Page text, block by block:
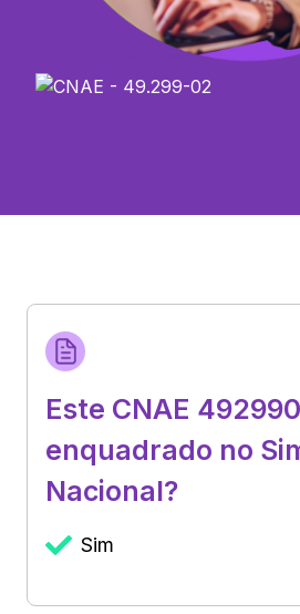
Este CNAE
enquadrado no
Nacional?
Sim